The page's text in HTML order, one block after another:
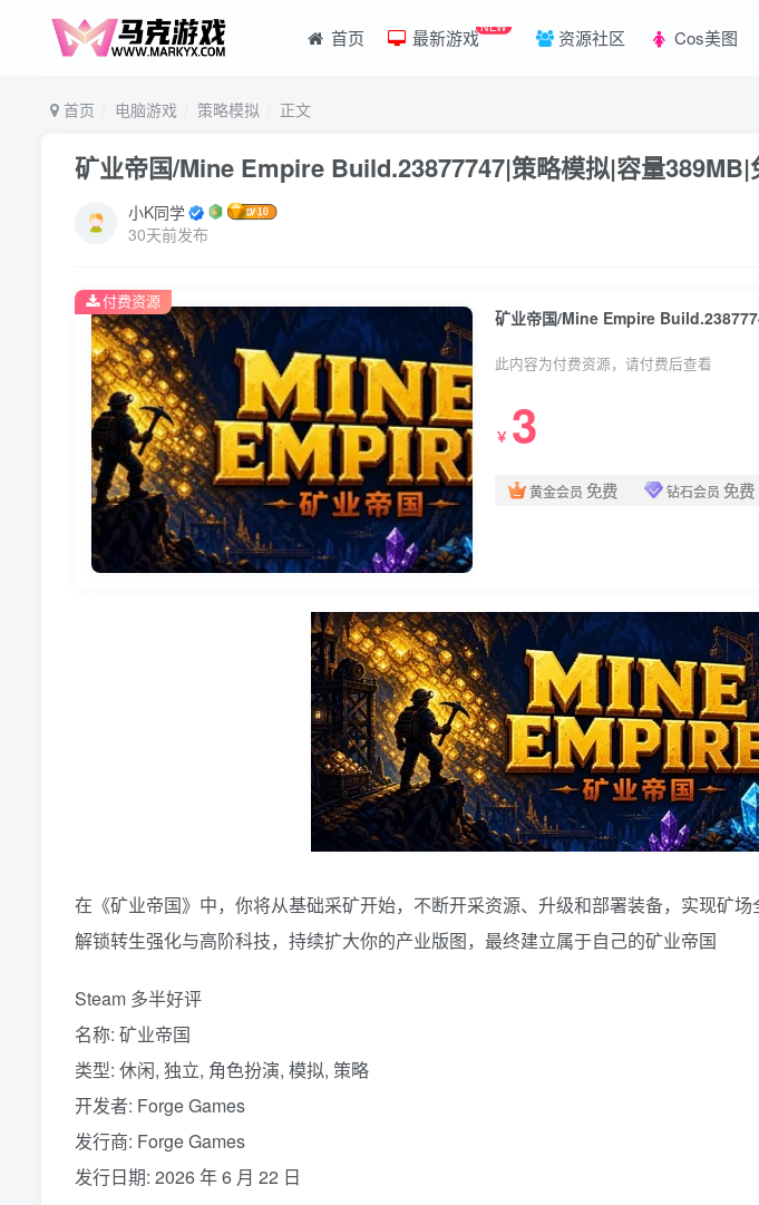
首页 最新游戏NEW 资源社区 Cos美图
首页 电脑游戏 策略模拟 正文
矿业帝国/Mine Empire Build.23877747|策略模拟|容量389MB|
小K同学
30天前发布
此内容为付费资源，请付费后查看
￥ 3
黄金会员 免费 钻石会员 免费
付费资源
在《矿业帝国》中，你将从基础采矿开始，不断开采资源、升级和部署装备，实现矿场
解锁转生强化与高阶科技，持续扩大你的产业版图，最终建立属于自己的矿业帝国
Steam 多半好评
名称: 矿业帝国
类型: 休闲, 独立, 角色扮演, 模拟, 策略
开发者: Forge Games
发行商: Forge Games
发行日期: 2026 年 6 月 22 日